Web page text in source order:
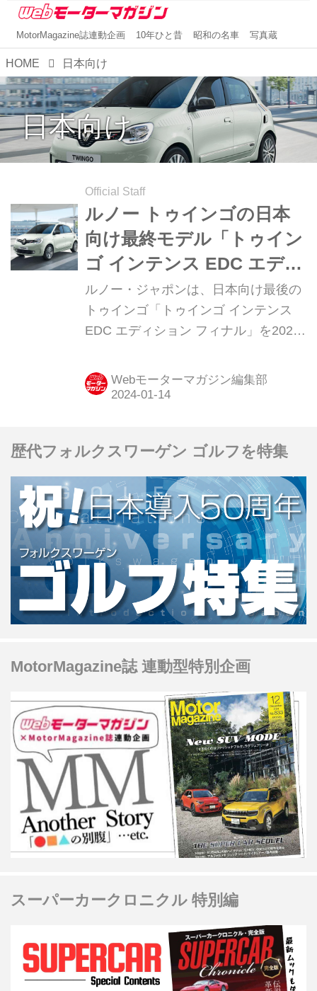
MotorMagazine誌連動企画 10年ひと昔 昭和の名車 写真蔵
HOME 日本向け
日本向け
Official Staff
ルノー トゥインゴの日本
向け最終モデル「トゥイン
ゴ インテンス EDC エディ
ション フィナル」が限定
300台で登場
ルノー・ジャポンは、日本向け最後の
トゥインゴ「トゥインゴ インテンス
EDC エディション フィナル」を2024
すると発表。フランスを象徴するトリ
コロールカラーのアクセントや、専用
Webモーターマガジン編集部
歴代フォルクスワーゲン ゴルフを特集
MotorMagazine誌 連動型特別企画
スーパーカークロニクル 特別編